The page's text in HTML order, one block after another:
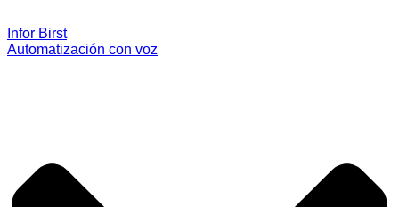
Infor Birst
Automatización con voz